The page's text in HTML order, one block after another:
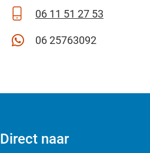
06 11 51 27 53
06 25763092
Direct naar